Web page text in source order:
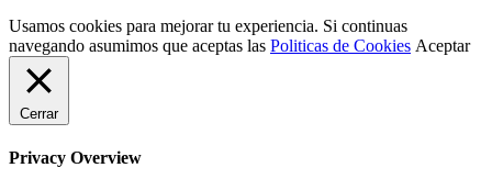
Usamos cookies para mejorar tu experiencia. Si continuas
navegando asumimos que aceptas las Politicas de Cookies Aceptar
Cerrar
Privacy Overview